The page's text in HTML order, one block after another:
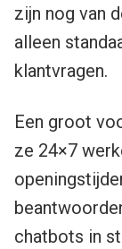
zijn nog van
alleen
klantvragen.
Een groot
ze 24×7
chatbots in